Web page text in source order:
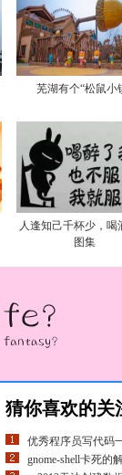
芜湖有个“松鼠小
人逢知己千杯少，喝
图集
猜你喜欢的关
优秀程序员写代码
gnome-shell卡死的